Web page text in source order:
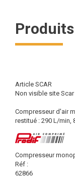
Article SCAR
Non visible site Scar
Compresseur d'air
restitué : 290 L/min,
Compresseur
Réf :
62866